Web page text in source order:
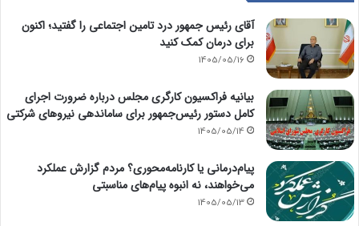
آقای رئیس جمهور درد تامین اجتماعی را گفتید؛ اکنون
برای درمان کمک کنید
1405/05/16
بیانیه فراکسیون کارگری مجلس درباره ضرورت اجرای
کامل دستور رئیس‌جمهور برای ساماندهی نیروهای شرکتی
1405/05/14
پیام‌درمانی یا کارنامه‌محوری؟ مردم گزارش عملکرد
می‌خواهند، نه انبوه پیام‌های مناسبتی
1405/05/13